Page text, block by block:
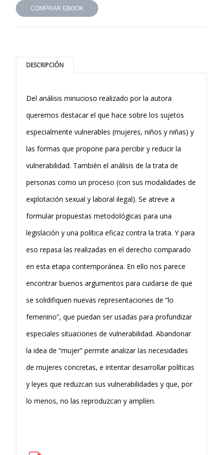
COMPRAR EBOOK
DESCRIPCIÓN
Del análisis minucioso realizado por la autora
queremos destacar el que hace sobre los sujetos
especialmente vulnerables (mujeres, niños y niñas) y
las formas que propone para percibir y reducir la
vulnerabilidad. También el análisis de la trata de
personas como un proceso (con sus modalidades de
explotación sexual y laboral ilegal). Se atreve a
formular propuestas metodológicas para una
legislación y una política eficaz contra la trata. Y para
eso repasa las realizadas en el derecho comparado
en esta etapa contemporánea. En ello nos parece
encontrar buenos argumentos para cuidarse de que
se solidifiquen nuevas representaciones de “lo
femenino”, que puedan ser usadas para profundizar
especiales situaciones de vulnerabilidad. Abandonar
la idea de “mujer” permite analizar las necesidades
de mujeres concretas, e intentar desarrollar políticas
y leyes que reduzcan sus vulnerabilidades y que, por
lo menos, no las reproduzcan y amplíen.